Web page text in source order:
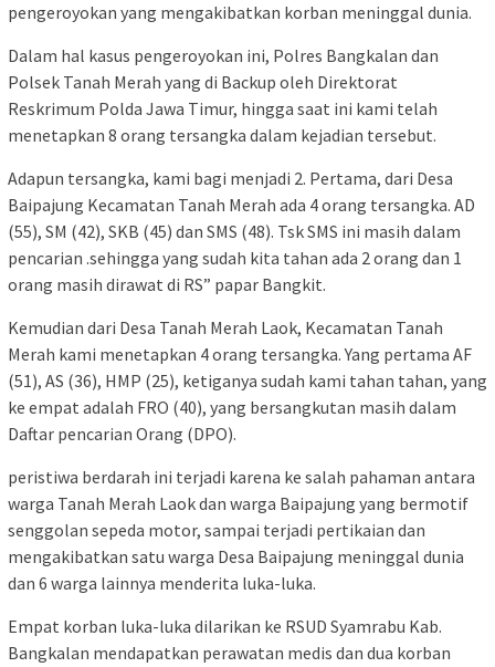
pengeroyokan yang mengakibatkan korban meninggal dunia.
Dalam hal kasus pengeroyokan ini, Polres Bangkalan dan
Polsek Tanah Merah yang di Backup oleh Direktorat
Reskrimum Polda Jawa Timur, hingga saat ini kami telah
menetapkan 8 orang tersangka dalam kejadian tersebut.
Adapun tersangka, kami bagi menjadi 2. Pertama, dari Desa
Baipajung Kecamatan Tanah Merah ada 4 orang tersangka. AD
(55), SM (42), SKB (45) dan SMS (48). Tsk SMS ini masih dalam
pencarian .sehingga yang sudah kita tahan ada 2 orang dan 1
orang masih dirawat di RS” papar Bangkit.
Kemudian dari Desa Tanah Merah Laok, Kecamatan Tanah
Merah kami menetapkan 4 orang tersangka. Yang pertama AF
(51), AS (36), HMP (25), ketiganya sudah kami tahan tahan, yang
ke empat adalah FRO (40), yang bersangkutan masih dalam
Daftar pencarian Orang (DPO).
peristiwa berdarah ini terjadi karena ke salah pahaman antara
warga Tanah Merah Laok dan warga Baipajung yang bermotif
senggolan sepeda motor, sampai terjadi pertikaian dan
mengakibatkan satu warga Desa Baipajung meninggal dunia
dan 6 warga lainnya menderita luka-luka.
Empat korban luka-luka dilarikan ke RSUD Syamrabu Kab.
Bangkalan mendapatkan perawatan medis dan dua korban